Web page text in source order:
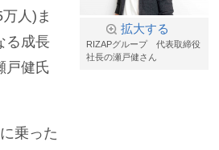
拡大する
RIZAPグループ 代表取締役
社長の瀬戸健さん
人)ま
る成長
戸健氏
乗った